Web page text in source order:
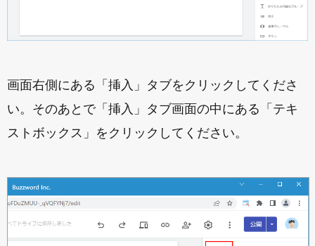
画面右側にある「挿入」タブをクリックしてくださ
い。そのあとで「挿入」タブ画面の中にある「テキ
ストボックス」をクリックしてください。